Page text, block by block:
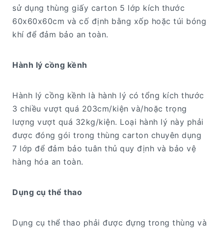
sử dụng thùng giấy carton 5 lớp kích thước
60x60x60cm và cố định bằng xốp hoặc túi bóng
khí để đảm bảo an toàn.
Hành lý cồng kềnh
Hành lý cồng kềnh là hành lý có tổng kích thước
3 chiều vượt quá 203cm/kiện và/hoặc trọng
lượng vượt quá 32kg/kiện. Loại hành lý này phải
được đóng gói trong thùng carton chuyên dụng
7 lớp để đảm bảo tuân thủ quy định và bảo vệ
hàng hóa an toàn.
Dụng cụ thể thao
Dụng cụ thể thao phải được đựng trong thùng và